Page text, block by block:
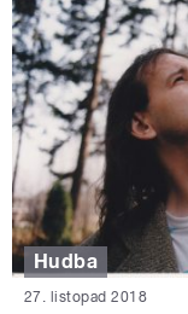
Hudba
27. listopad 2018